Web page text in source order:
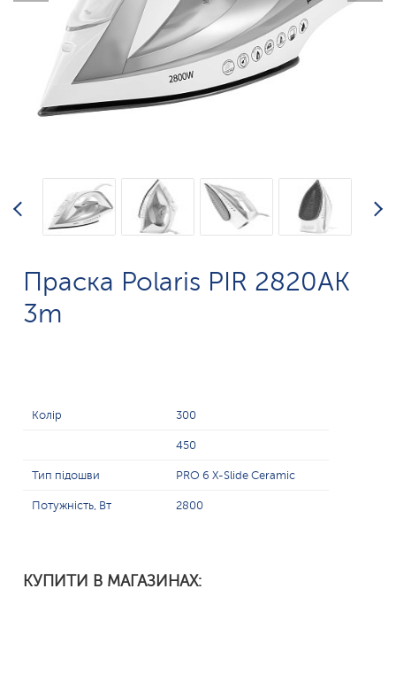
Праска Polaris PIR 2820AK
3m
Колір 300
450
Тип підошви PRO 6 X-Slide Ceramic
Потужність, Вт 2800
КУПИТИ В МАГАЗИНАХ: